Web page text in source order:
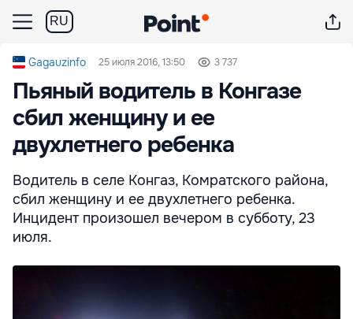
RU
Gagauzinfo 25 июля 2016, 13:50 3 737
Пьяный водитель в Конгазе
сбил женщину и ее
двухлетнего ребенка
Водитель в селе Конгаз, Комратского района,
сбил женщину и ее двухлетнего ребенка.
Инцидент произошел вечером в субботу, 23
июля.